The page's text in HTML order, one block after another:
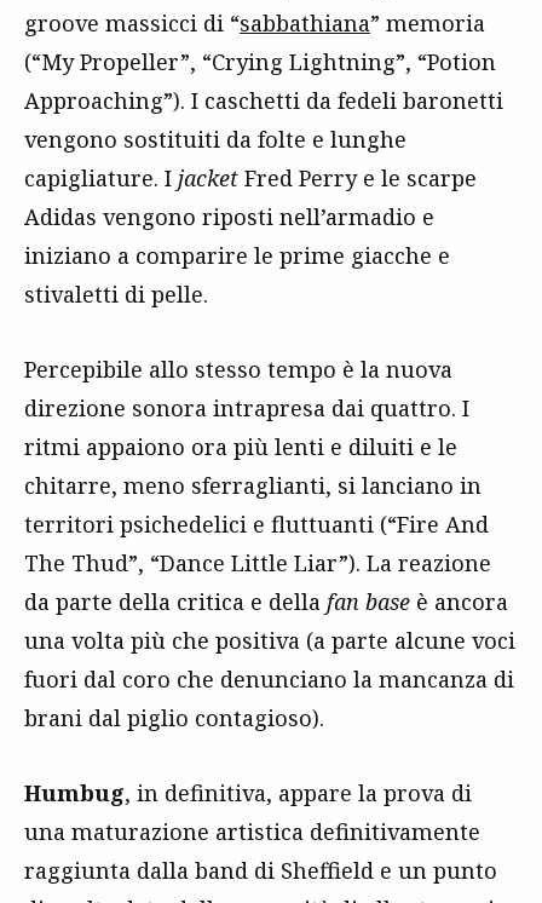
groove massicci di “sabbathiana” memoria
(“My Propeller”, “Crying Lightning”, “Potion
Approaching”). I caschetti da fedeli baronetti
vengono sostituiti da folte e lunghe
capigliature. I jacket Fred Perry e le scarpe
Adidas vengono riposti nell’armadio e
iniziano a comparire le prime giacche e
stivaletti di pelle.
Percepibile allo stesso tempo è la nuova
direzione sonora intrapresa dai quattro. I
ritmi appaiono ora più lenti e diluiti e le
chitarre, meno sferraglianti, si lanciano in
territori psichedelici e fluttuanti (“Fire And
The Thud”, “Dance Little Liar”). La reazione
da parte della critica e della fan base è ancora
una volta più che positiva (a parte alcune voci
fuori dal coro che denunciano la mancanza di
brani dal piglio contagioso).
Humbug, in definitiva, appare la prova di
una maturazione artistica definitivamente
raggiunta dalla band di Sheffield e un punto